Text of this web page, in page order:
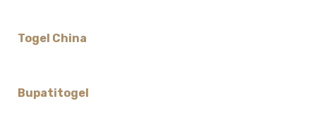
Togel China
Bupatitogel